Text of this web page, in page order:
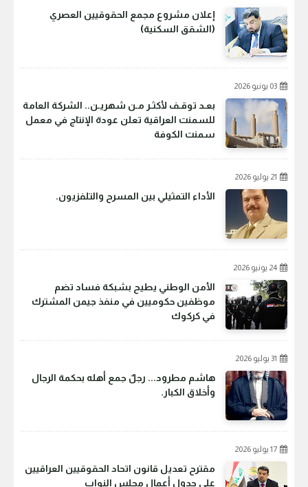
إعلان مشروع مجمع الحقوقيين العصري
(الشقق السكنية)
03 يونيو 2026
بعـد توقـف لأكثـر مـن شهريـن.. الشركة العامة
للسمنت العراقية تعلن عودة الإنتاج في معمل
سمنت الكوفة
21 يوليو 2026
الأداء التمثيلي بين المسرح والتلفزيون.
24 يونيو 2026
الأمن الوطني يطيح بشبكة فساد تضم
موظفين حكوميين في منفذ جيمن المشترك
في كركوك
31 يوليو 2026
هاشم مطرود... رجلٌ جمع أهله بحكمة الرجال
وأخلاق الكبار.
17 يوليو 2026
مقترح تعديل قانون اتحاد الحقوقيين العراقيين
على جدول أعمال مجلس النواب